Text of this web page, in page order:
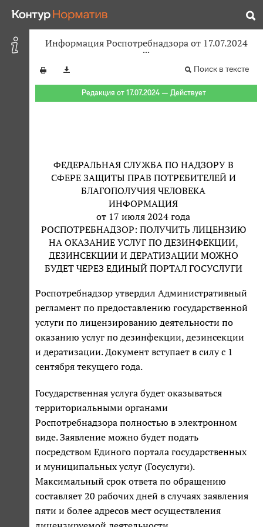
Информация Роспотребнадзора от 17.07.2024
Поиск в тексте
Редакция от 17.07.2024 — Действует
ФЕДЕРАЛЬНАЯ СЛУЖБА ПО НАДЗОРУ В
СФЕРЕ ЗАЩИТЫ ПРАВ ПОТРЕБИТЕЛЕЙ И
БЛАГОПОЛУЧИЯ ЧЕЛОВЕКА
ИНФОРМАЦИЯ
от 17 июля 2024 года
РОСПОТРЕБНАДЗОР: ПОЛУЧИТЬ ЛИЦЕНЗИЮ
НА ОКАЗАНИЕ УСЛУГ ПО ДЕЗИНФЕКЦИИ,
ДЕЗИНСЕКЦИИ И ДЕРАТИЗАЦИИ МОЖНО
БУДЕТ ЧЕРЕЗ ЕДИНЫЙ ПОРТАЛ ГОСУСЛУГИ
Роспотребнадзор утвердил Административный
регламент по предоставлению государственной
услуги по лицензированию деятельности по
оказанию услуг по дезинфекции, дезинсекции
и дератизации. Документ вступает в силу с 1
сентября текущего года.
Государственная услуга будет оказываться
территориальными органами
Роспотребнадзора полностью в электронном
виде. Заявление можно будет подать
посредством Единого портала государственных
и муниципальных услуг (Госуслуги).
Максимальный срок ответа по обращению
составляет 20 рабочих дней в случаях заявления
пяти и более адресов мест осуществления